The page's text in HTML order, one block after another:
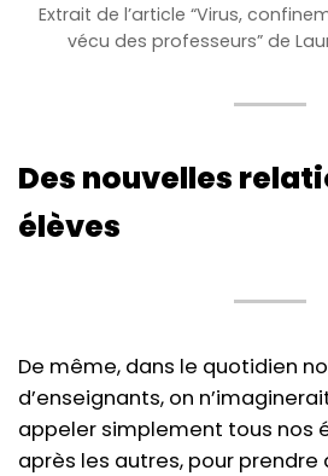
Extrait de l’article “Virus,
vécu des professeurs” de
Des nouvelles
élèves
De même, dans le quotidien
d’enseignants, on
appeler simplement tous nos
après les autres, pour prendre